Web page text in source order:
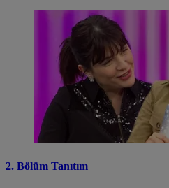
2. Bölüm Tanıtım